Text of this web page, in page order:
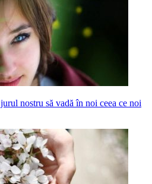
nostru să vadă în noi ceea ce noi